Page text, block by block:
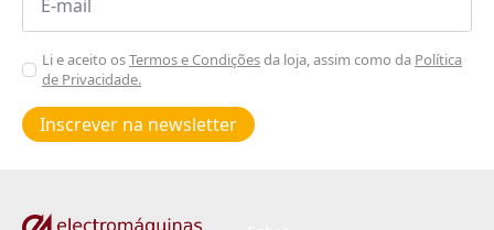
Aceitar
Poiticas
de
privacidade
Li e aceito osTermos e Condiçõesda loja, assim como da Política
de Privacidade.
Inscrever na newsletter